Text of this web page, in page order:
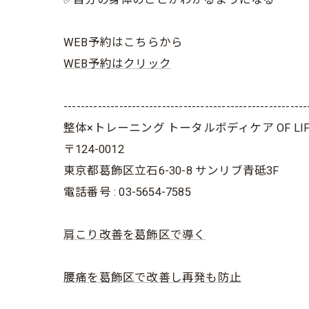
WEB予約はこちらから
WEB予約はクリック
整体×トレーニング トータルボディケア OF
〒124-0012
東京都葛飾区立石6-30-8 サンリブ青砥3F
電話番号 : 03-5654-7585
肩こり改善を葛飾区で導く
腰痛を葛飾区で改善し再発も防止